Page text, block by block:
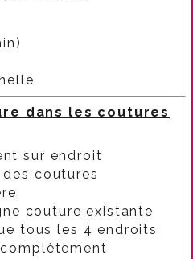
dans les coutures
sur endroit
coutures
couture existante
tous les 4 endroits